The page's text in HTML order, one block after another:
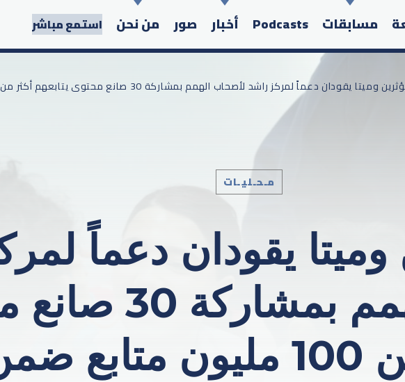
مسابقات Podcasts أخبار صور من نحن استمع مباشر
مـحـليـات
وميتا يقودان دعماً
لأصحاب الهمم
يتابعهم أكثر من 100 مليون